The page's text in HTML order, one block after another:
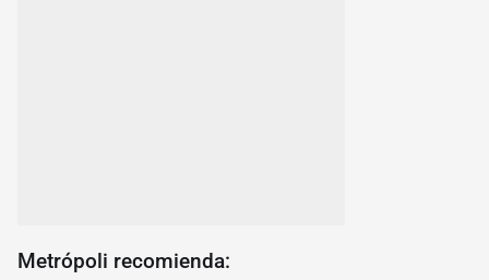
Metrópoli recomienda: